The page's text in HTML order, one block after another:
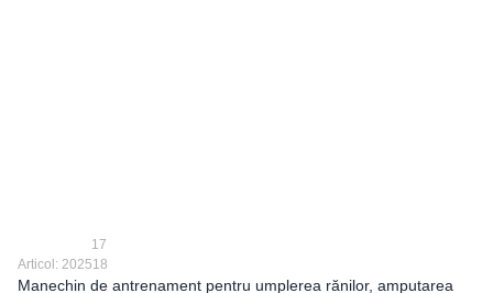
17
Articol: 202518
Manechin de antrenament pentru umplerea rănilor, amputarea